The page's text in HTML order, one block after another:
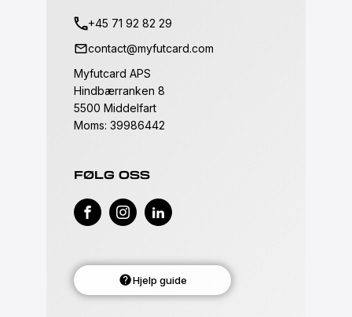
+45 71 92 82 29
contact@myfutcard.com
Myfutcard APS
Hindbærranken 8
5500 Middelfart
Moms: 39986442
FØLG OSS
Hjelp guide